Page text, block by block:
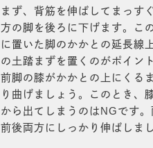
まず、背筋を伸ばしてまっす
方の脚を後ろに下げます。こ
に置いた脚のかかとの延長線
の土踏まずを置くのがポイン
前脚の膝がかかとの上にくる
り曲げましょう。このとき、
から出てしまうのはNGです。
前後両方にしっかり伸ばしま